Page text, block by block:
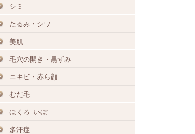
シミ
たるみ・シワ
美肌
毛穴の開き・黒ずみ
ニキビ・赤ら顔
むだ毛
ほくろ･いぼ
多汗症